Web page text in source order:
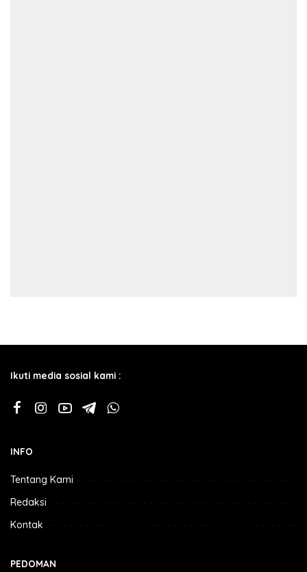
Ikuti media sosial kami :
INFO
Tentang Kami
Redaksi
Kontak
PEDOMAN